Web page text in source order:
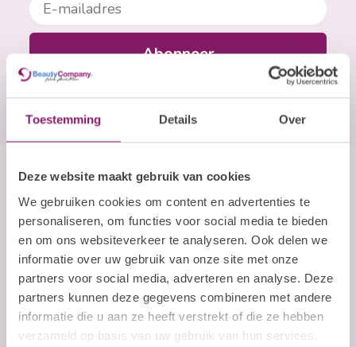
Toestemming Details Over
Deze website maakt gebruik van cookies
We gebruiken cookies om content en advertenties te
personaliseren, om functies voor social media te bieden
en om ons websiteverkeer te analyseren. Ook delen we
informatie over uw gebruik van onze site met onze
partners voor social media, adverteren en analyse. Deze
partners kunnen deze gegevens combineren met andere
informatie die u aan ze heeft verstrekt of die ze hebben
verzameld op basis van uw gebruik van hun services.
Abonneer
Beauty Company
Nails and More
John F. Kennedylaan 21L
5555 XC Valkenswaard
Nederland